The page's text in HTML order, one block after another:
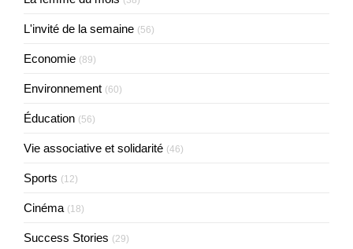
L'invité de la semaine (56)
Economie (89)
Environnement (60)
Éducation (56)
Vie associative et solidarité (46)
Sports (12)
Cinéma (18)
Success Stories (29)